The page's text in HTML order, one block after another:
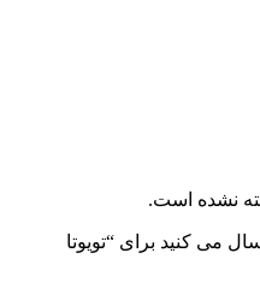
نشده است.
می کنید برای “تویوتا